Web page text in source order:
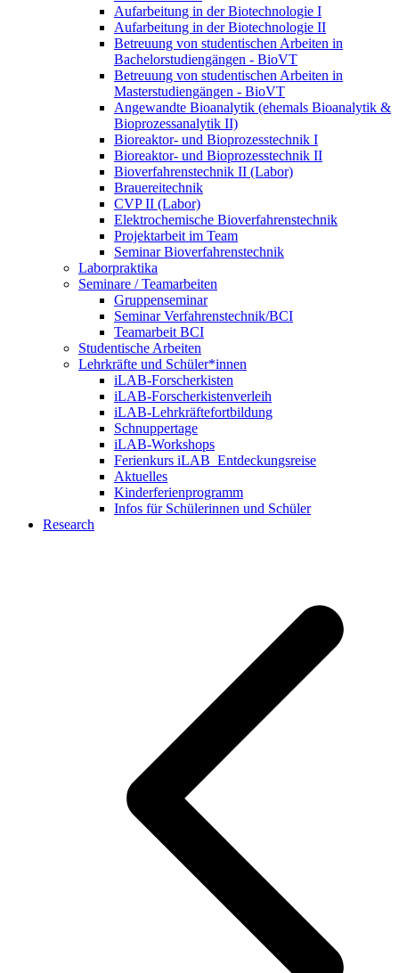
Aufarbeitung in der Biotechnologie I
Aufarbeitung in der Biotechnologie II
Betreuung von studentischen Arbeiten in
Bachelorstudiengängen - BioVT
Betreuung von studentischen Arbeiten in
Masterstudiengängen - BioVT
Angewandte Bioanalytik (ehemals Bioanalytik &
Bioprozessanalytik II)
Bioreaktor- und Bioprozesstechnik I
Bioreaktor- und Bioprozesstechnik II
Bioverfahrenstechnik II (Labor)
Brauereitechnik
CVP II (Labor)
Elektrochemische Bioverfahrenstechnik
Projektarbeit im Team
Seminar Bioverfahrenstechnik
Laborpraktika
Seminare / Teamarbeiten
Gruppenseminar
Seminar Verfahrenstechnik/BCI
Teamarbeit BCI
Studentische Arbeiten
Lehrkräfte und Schüler*innen
iLAB-Forscherkisten
iLAB-Forscherkistenverleih
iLAB-Lehrkräftefortbildung
Schnuppertage
iLAB-Workshops
Ferienkurs iLAB_Entdeckungsreise
Aktuelles
Kinderferienprogramm
Infos für Schülerinnen und Schüler
Research